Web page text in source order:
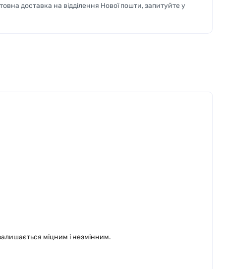
доставка на відділення Нової пошти, запитуйте у
міцним і незмінним.